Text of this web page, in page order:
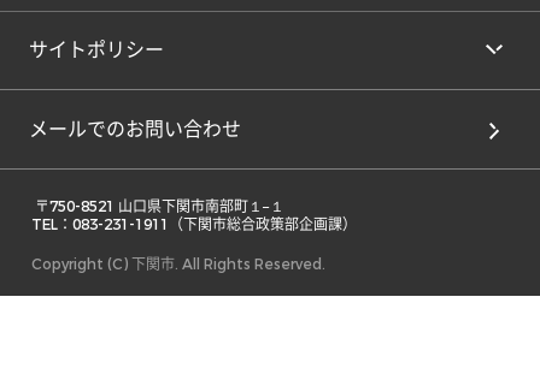
サイトポリシー
メールでのお問い合わせ
TEL：083-231-1911（下関市総合政策部企画課）
Copyright (C) 下関市. All Rights Reserved.